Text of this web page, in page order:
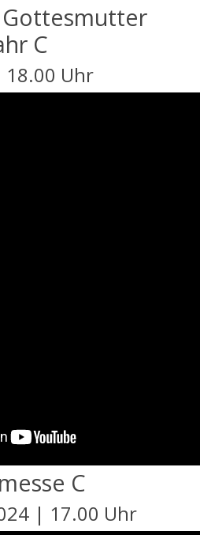
C
18.00 Uhr
C
| 17.00 Uhr